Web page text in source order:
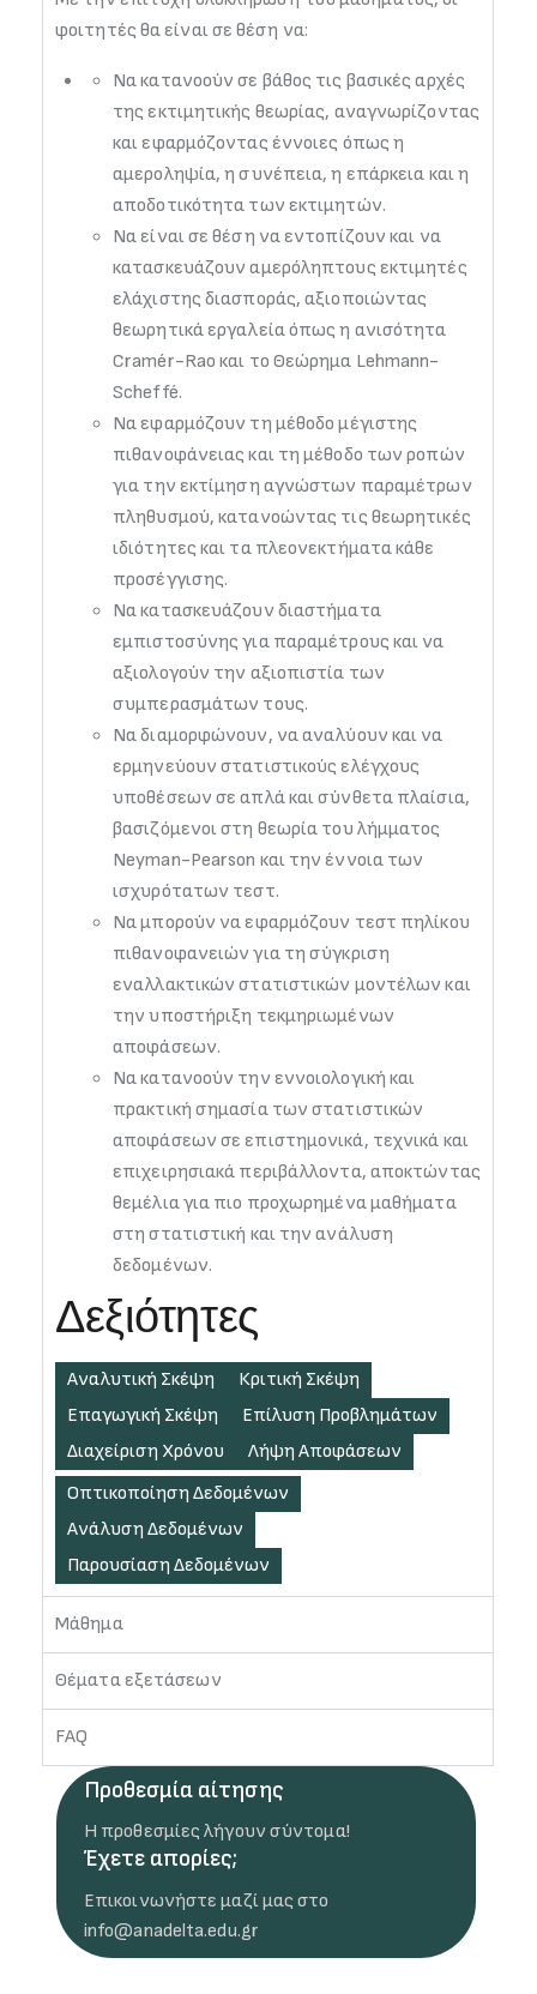
φοιτητές θα είναι σε θέση να:
Να κατανοούν σε βάθος τις βασικές αρχές
της εκτιμητικής θεωρίας, αναγνωρίζοντας
και εφαρμόζοντας έννοιες όπως η
αμεροληψία, η συνέπεια, η επάρκεια και η
αποδοτικότητα των εκτιμητών.
Να είναι σε θέση να εντοπίζουν και να
κατασκευάζουν αμερόληπτους εκτιμητές
ελάχιστης διασποράς, αξιοποιώντας
θεωρητικά εργαλεία όπως η ανισότητα
Cramér-Rao και το Θεώρημα Lehmann-
Scheffé.
Να εφαρμόζουν τη μέθοδο μέγιστης
πιθανοφάνειας και τη μέθοδο των ροπών
για την εκτίμηση αγνώστων παραμέτρων
πληθυσμού, κατανοώντας τις θεωρητικές
ιδιότητες και τα πλεονεκτήματα κάθε
προσέγγισης.
Να κατασκευάζουν διαστήματα
εμπιστοσύνης για παραμέτρους και να
αξιολογούν την αξιοπιστία των
συμπερασμάτων τους.
Να διαμορφώνουν, να αναλύουν και να
ερμηνεύουν στατιστικούς ελέγχους
υποθέσεων σε απλά και σύνθετα πλαίσια,
βασιζόμενοι στη θεωρία του λήμματος
Neyman-Pearson και την έννοια των
ισχυρότατων τεστ.
Να μπορούν να εφαρμόζουν τεστ πηλίκου
πιθανοφανειών για τη σύγκριση
εναλλακτικών στατιστικών μοντέλων και
την υποστήριξη τεκμηριωμένων
αποφάσεων.
Να κατανοούν την εννοιολογική και
πρακτική σημασία των στατιστικών
αποφάσεων σε επιστημονικά, τεχνικά και
επιχειρησιακά περιβάλλοντα, αποκτώντας
θεμέλια για πιο προχωρημένα μαθήματα
στη στατιστική και την ανάλυση
δεδομένων.
Δεξιότητες
Αναλυτική Σκέψη
Κριτική Σκέψη
Επαγωγική Σκέψη
Επίλυση Προβλημάτων
Διαχείριση Χρόνου
Λήψη Αποφάσεων
Οπτικοποίηση Δεδομένων
Ανάλυση Δεδομένων
Παρουσίαση Δεδομένων
Μάθημα
Θέματα εξετάσεων
FAQ
Προθεσμία αίτησης
Η προθεσμίες λήγουν σύντομα!
Έχετε απορίες;
Επικοινωνήστε μαζί μας στο
info@anadelta.edu.gr